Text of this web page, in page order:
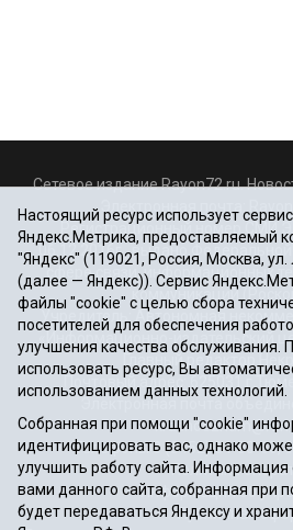
Сетевое издание Rayon72.ru.
Регистрационный номер СМИ
06.12.2016г., выдано Федеральной
сфере связи, информационных
коммуникаций
Учредитель: Автономная
«Информационно-издательский
Главный редактор
Почтовый адрес: 625031
Электронная почта
Телефоны 8 (3452) 34-80-60,
Политика
Информация об
Публичная
Настоящий ресурс использует
Яндекс.Метрика, предоставляемый
"Яндекс" (119021, Россия, Москва, ул.
(далее — Яндекс)). Сервис
файлы "cookie" с целью сбора
посетителей для обеспечения
улучшения качества обслуживания.
использовать ресурс, Вы
использованием данных технологий.
Собранная при помощи "cookie"
идентифицировать вас, однако
улучшить работу сайта. Информация
вами данного сайта, собранная при
будет передаваться Яндексу и